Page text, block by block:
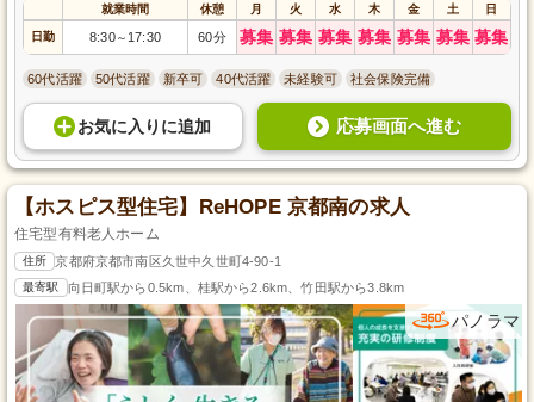
就業時間 休憩 月 火 水 木 金 土 日
日勤 8:30～ 17:30 60分 募集 募集 募集 募集 募集 募集 募集
60代活躍 50代活躍 新卒可 40代活躍 未経験可 社会保険完備
お気に入り に追加 応募画面へ進む
【ホスピス型住宅】ReHOPE 京都南の求人
住宅型有料老人ホーム
住所 京都府京都市南区久世中久世町4-90-1
最寄駅 向日町駅から0.5km、桂駅から2.6km、竹田駅から3.8km
パノラマ